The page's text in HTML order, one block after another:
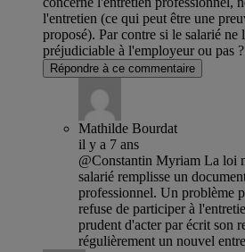
l'entretien (ce qui peut être une
proposé). Par contre si le salarié ne
préjudiciable à l'employeur ou pas
Répondre à ce commentaire
Mathilde Bourdat
il y a 7 ans
@Constantin Myriam La loi
salarié remplisse un
professionnel. Un problème
refuse de participer à
prudent d'acter par écrit son
régulièrement un nouvel